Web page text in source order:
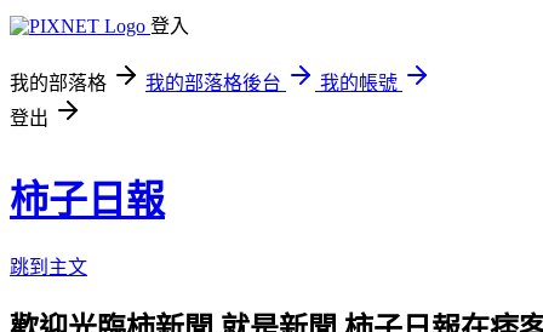
登入
我的部落格 我的部落格後台
我的帳號
登出
柿子日報
跳到主文